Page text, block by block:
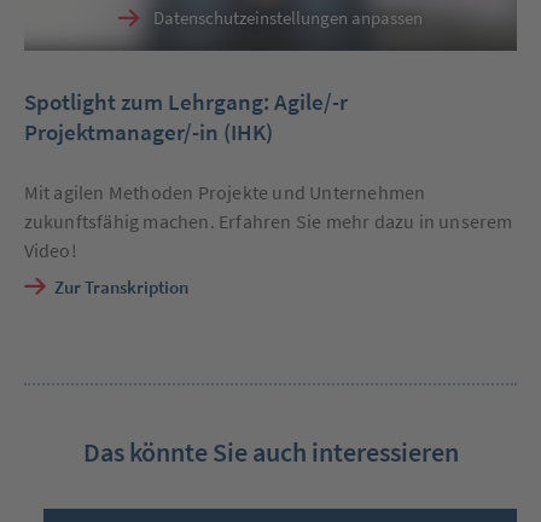
Datenschutzeinstellungen anpassen
Spotlight zum Lehrgang: Agile/-r
Projektmanager/-in (IHK)
Mit agilen Methoden Projekte und Unternehmen
zukunftsfähig machen. Erfahren Sie mehr dazu in unserem
Video!
Zur Transkription
Das könnte Sie auch interessieren